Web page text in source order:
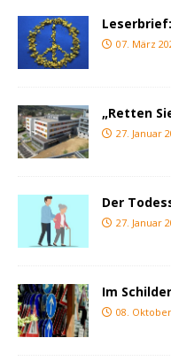
07. März
„Retten
27. Januar
Der
27. Januar
Im
08.